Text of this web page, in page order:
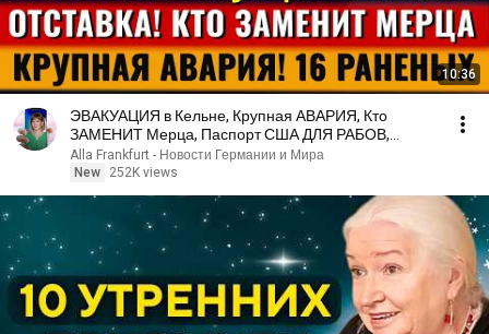
10:36
ЭВАКУАЦИЯ в Кельне, Крупная АВАРИЯ, Кто
ЗАМЕНИТ Мерца, Паспорт США ДЛЯ РАБОВ,
Новости Германии
Alla Frankfurt - Новости Германии и Мира
New
252K views